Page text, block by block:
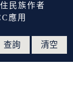
民族作者
應用